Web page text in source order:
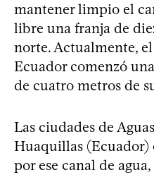
mantener limpio el
libre una franja de
norte. Actualmente,
Ecuador comenzó
de cuatro metros de
Las ciudades de
Huaquillas (Ecuador)
por ese canal de